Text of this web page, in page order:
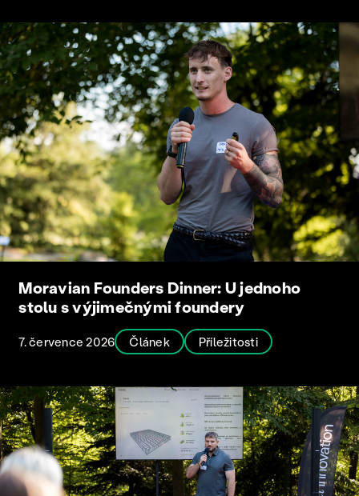
Moravian Founders Dinner: U jednoho
stolu s výjimečnými foundery
7. července 2026 Článek Příležitosti